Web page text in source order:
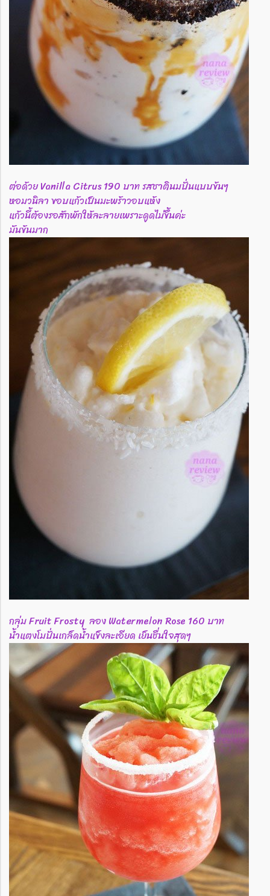
ต่อด้วย Vanilla Citrus 190 บาท รสชาตินมปั่นแบบข้นๆ
หอมวนิลา ขอบแก้วเป็นมะพร้าวอบแห้ง
แก้วนี้ต้องรอสักพักให้ละลายเพราะดูดไม่ขึ้นค่ะ
มันข้นมาก
กลุ่ม Fruit Frosty ลอง Watermelon Rose 160 บาท
น้ำแตงโมปั่นเกล็ดน้ำแข็งละเอียด เย็นชื่นใจสุดๆ